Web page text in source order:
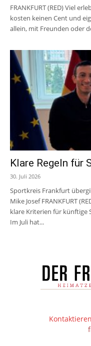
FRANKFURT (RED) Viel
kosten keinen Cent und
allein, mit Freunden oder
Klare Regeln für
30. Juli 2026
Sportkreis Frankfurt
Mike Josef FRANKFURT
klare Kriterien für künftige
Im Juli hat...